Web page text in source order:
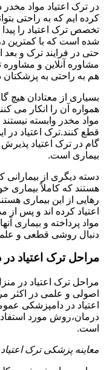
در ترک اعتیاد مواد
کرده ایم که به راحتی
تخصص ترک اعتیاد را
شده است که با کمترین
حتی در فرایند ترک و بعد
مشاوره آنلاین و
هم به راحتی به
بسیاری از معتادان هیچ
همواره آن را انکار می
مواد مخدر وابسته
قطع کنند.ترک اعتیاد در
گام در ترک اعتیاد
بیماری است.
دسته دیگری از بیمارانی
هستند که کاملاً بیماری
رهایی از این بیماری
اعتیاد کرده اند و پس
مواد پرداخته و بیماری
دنبال روشی قطعی و
مراحل ترک اعتیاد
مراحل ترک اعتیاد در
اصولی و علمی در اکثر
اعتیاد در دامپزشکی
درمان،روش مورد
است.
معاینه پزشکی ترک